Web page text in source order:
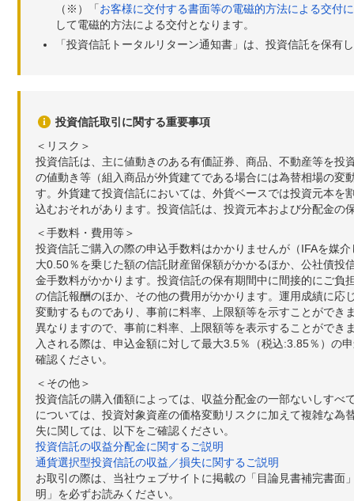
（※）「お客様に交付する書面等の電磁的方法による交付
して電磁的方法による交付となります。
「投資信託トータルリターン通知書」は、投資信託を保有
投資信託取引に関する重要事項
＜リスク＞
投資信託は、主に値動きのある有価証券、商品、不動産等を
の値動き等（組入商品が外貨建てである場合には為替相場の
す。外貨建て投資信託においては、外貨ベースでは投資元本
込むおそれがあります。投資信託は、投資元本および分配金の
＜手数料・費用等＞
投資信託ご購入の際の申込手数料はかかりませんが（IFAを媒
大0.50％を乗じた額の信託財産留保額がかかるほか、公社債
金手数料がかかります。投資信託の保有期間中に間接的にご
の信託報酬のほか、その他の費用がかかります。運用成績に
変動するものであり、事前に料率、上限額等を示すことがで
異なりますので、事前に料率、上限額等を表示することがで
入される際は、申込金額に対して最大3.5％（税込:3.85％）の
確認ください。
＜その他＞
投資信託の購入価額によっては、収益分配金の一部ないしす
については、投資対象資産の価格変動リスクに加えて複雑な
失に関しては、以下をご確認ください。
投資信託の収益分配金に関するご説明
通貨選択型投資信託の収益／損失に関するご説明
お取引の際は、当社ウェブサイトに掲載の「目論見書補完書
明」を必ずお読みください。